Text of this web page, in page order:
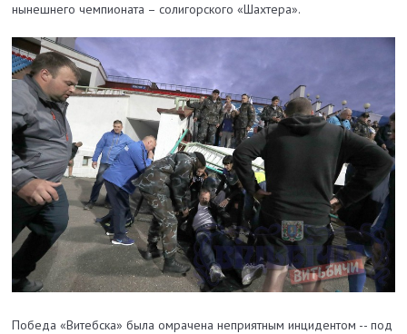
нынешнего чемпионата – солигорского «Шахтера».
Победа «Витебска» была омрачена неприятным инцидентом -- под